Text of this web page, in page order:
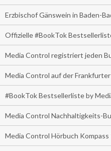
Erzbischof Gänswein in Baden-
Offizielle #BookTok
Media Control registriert jeden
Media Control auf der
#BookTok Bestsellerliste by
Media Control Nachhaltigkeits-
Media Control Hörbuch Kompass